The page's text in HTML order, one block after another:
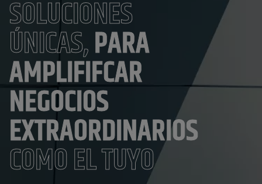
SOLUCIONES
ÚNICAS,PARA
AMPLIFIFCAR
NEGOCIOS
EXTRAORDINARIOS
COMO EL TUYO